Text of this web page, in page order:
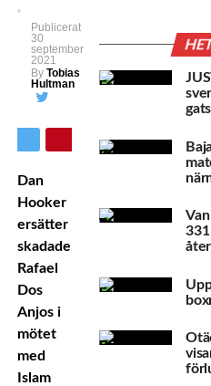
Publicerat
30
september
2021
By Tobias
Hultman
Dan
Hooker
ersätter
skadade
Rafael
Dos
Anjos i
mötet
med
Islam